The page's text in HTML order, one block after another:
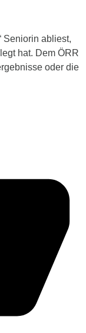
Seniorin abliest,
hat. Dem ÖRR
oder die